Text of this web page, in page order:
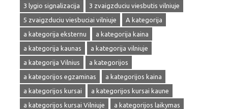
3 lygio signalizacija
3 zvaigzduciu viesbutis vilniuje
5 zvaigzduciu viesbuciai vilniuje
A kategorija
a kategorija eksternu
a kategorija kaina
a kategorija kaunas
a kategorija vilniuje
a kategorija Vilnius
a kategorijos
a kategorijos egzaminas
a kategorijos kaina
a kategorijos kursai
a kategorijos kursai kaune
a kategorijos kursai Vilniuje
a kategorijos laikymas